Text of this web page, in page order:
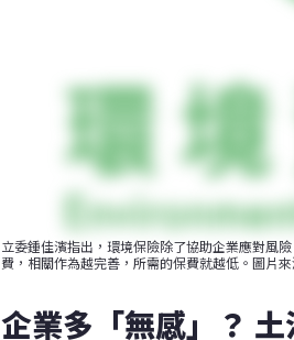
立委鍾佳濱指出，環境保險除了協助企業應對風
費，相關作為越完善，所需的保費就越低。圖片
企業多「無感」？